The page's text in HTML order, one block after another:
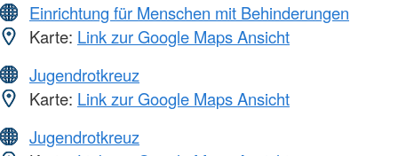
Einrichtung für Menschen mit Behinderungen
Karte: Link zur Google Maps Ansicht
Jugendrotkreuz
Karte: Link zur Google Maps Ansicht
Jugendrotkreuz